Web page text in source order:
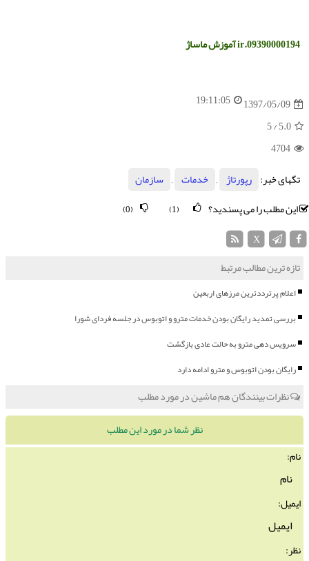
09390000194.ir آموزش ماساژ
1397/05/09
19:11:05
5.0
/ 5
4704
تگهای خبر:
رپورتاژ , خدمات ,
سازمان
این مطلب را می پسندید؟
(0)
تازه ترین مطالب مرتبط
اعلام پرترددترین مرزهای اربعین
بررسی تمدید رایگان بودن خدمات مترو و اتوبوس در جلسه فردای شورا
سرویس دهی مترو به حالت عادی بازگشت
رایگان بودن اتوبوس و مترو ادامه دارد
نظرات بینندگان هم ماشین در مورد مطلب
نظر شما در مورد این مطلب
نام:
ایمیل:
نظر: